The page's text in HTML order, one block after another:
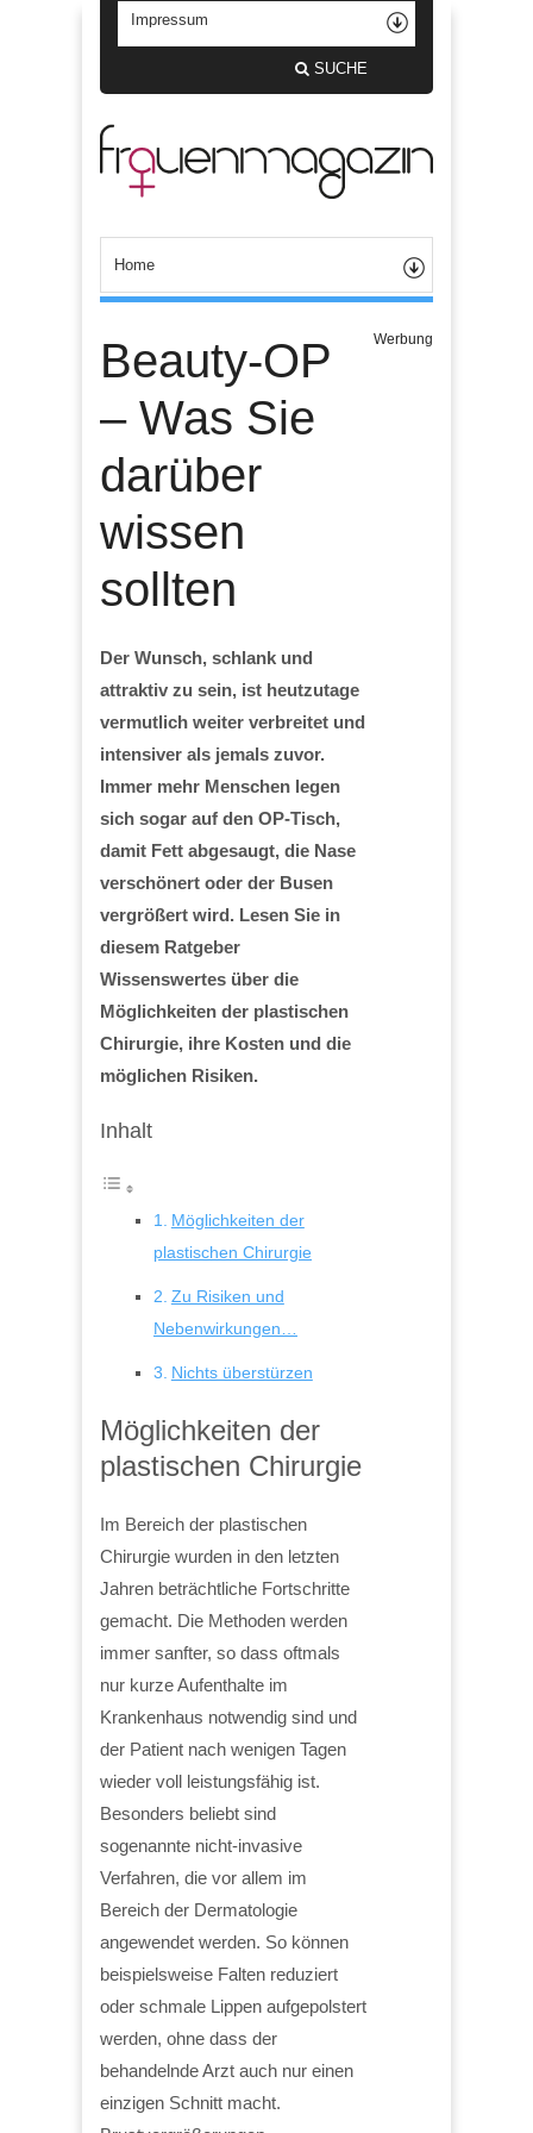
SUCHE
Beauty-OP
– Was Sie
darüber
wissen
sollten
Werbung
Der Wunsch, schlank und
attraktiv zu sein, ist heutzutage
vermutlich weiter verbreitet und
intensiver als jemals zuvor.
Immer mehr Menschen legen
sich sogar auf den OP-Tisch,
damit Fett abgesaugt, die Nase
verschönert oder der Busen
vergrößert wird. Lesen Sie in
diesem Ratgeber
Wissenswertes über die
Möglichkeiten der plastischen
Chirurgie, ihre Kosten und die
möglichen Risiken.
Inhalt
Möglichkeiten der
plastischen Chirurgie
Zu Risiken und
Nebenwirkungen…
Nichts überstürzen
Möglichkeiten der
plastischen Chirurgie
Im Bereich der plastischen
Chirurgie wurden in den letzten
Jahren beträchtliche Fortschritte
gemacht. Die Methoden werden
immer sanfter, so dass oftmals
nur kurze Aufenthalte im
Krankenhaus notwendig sind und
der Patient nach wenigen Tagen
wieder voll leistungsfähig ist.
Besonders beliebt sind
sogenannte nicht-invasive
Verfahren, die vor allem im
Bereich der Dermatologie
angewendet werden. So können
beispielsweise Falten reduziert
oder schmale Lippen aufgepolstert
werden, ohne dass der
behandelnde Arzt auch nur einen
einzigen Schnitt macht.